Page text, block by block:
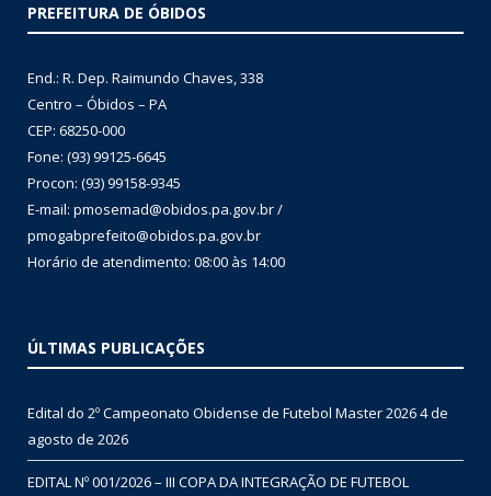
PREFEITURA DE ÓBIDOS
End.: R. Dep. Raimundo Chaves, 338
Centro – Óbidos – PA
CEP: 68250-000
Fone: (93) 99125-6645
Procon: (93) 99158-9345
E-mail: pmosemad@obidos.pa.gov.br /
pmogabprefeito@obidos.pa.gov.br
Horário de atendimento: 08:00 às 14:00
ÚLTIMAS PUBLICAÇÕES
Edital do 2º Campeonato Obidense de Futebol Master 20264 de
agosto de 2026
EDITAL Nº 001/2026 – III COPA DA INTEGRAÇÃO DE FUTEBOL